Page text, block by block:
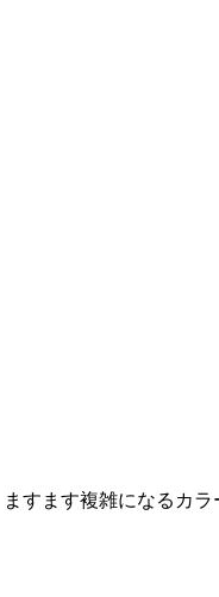
すます複雑になるカ